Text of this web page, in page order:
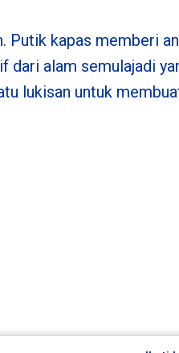
Putik kapas memberi
alam semulajadi
lukisan untuk